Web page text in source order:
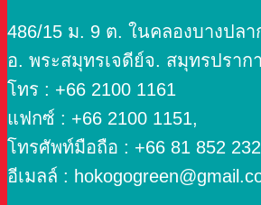
486/15 ม. 9 ต. ในคลองบางปลา
อ. พระสมุทรเจดีย์จ. สมุทรปราก
โทร : +66 2100 1161
แฟกซ์ : +66 2100 1151,
โทรศัพท์มือถือ : +66 81 852
อีเมลล์ :